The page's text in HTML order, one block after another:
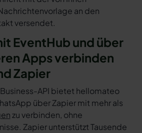
an den
versendet.
EventHub und über
Apps verbinden
Zapier
API bietet hellomateo
über Zapier mit mehr als
zu verbinden, ohne
Zapier unterstützt Tausende